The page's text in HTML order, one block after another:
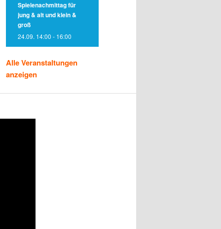
Spielenachmittag für
jung & alt und klein &
groß
24.09. 14:00 - 16:00
Alle Veranstaltungen
anzeigen